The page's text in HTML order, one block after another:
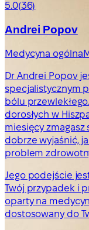
5.0(36)
Andrei Popov
Medycyna ogólna
Dr Andrei Popov
specjalistycznym
bólu
dorosłych w
miesięcy
dobrze wyjaśnić,
problem
Jego podejście
Twój przypadek i
oparty na
dostosowany do